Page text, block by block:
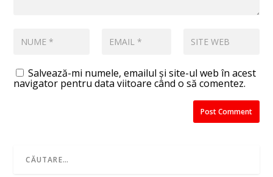
Salvează-mi numele, emailul și site-ul web în acest
navigator pentru data viitoare când o să comentez.